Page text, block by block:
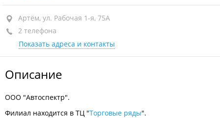
Артём, ул. Рабочая 1-я, 75А
2 телефона
Показать адреса и контакты
Описание
ООО "Автоспектр".
Филиал находится в ТЦ "Торговые ряды".